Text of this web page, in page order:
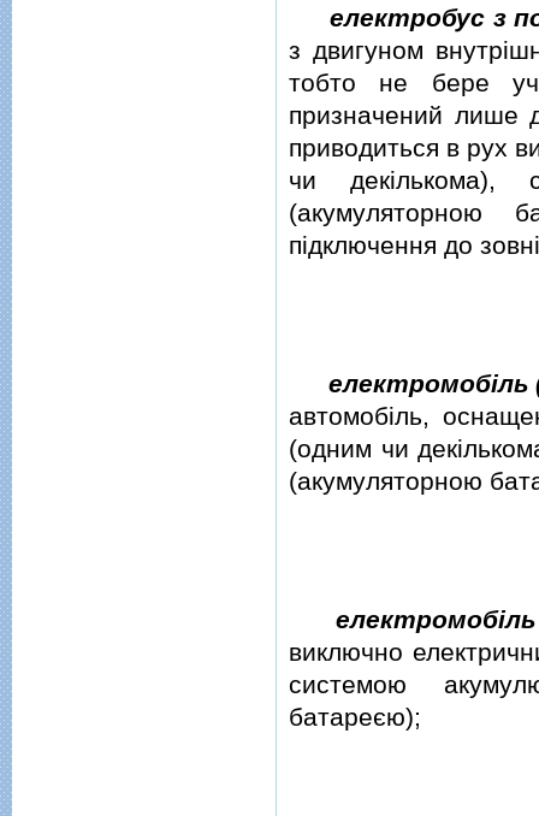
електробус з
з двигуном
тобто не бере
призначений лише
приводиться в рух
чи декiлькома),
(акумуляторною
пiдключення до
електромобiль
автомобiль,
(одним чи
(акумуляторною
виключно
системою
батареєю);